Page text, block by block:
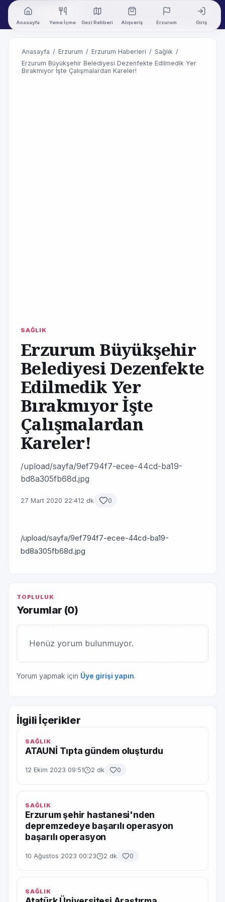
Anasayfa Yeme İçme Gezi Rehberi Alışveriş Erzurum Giriş
Anasayfa / Erzurum / Erzurum Haberleri / Sağlık /
Erzurum Büyükşehir Belediyesi Dezenfekte Edilmedik Yer
Bırakmıyor İşte Çalışmalardan Kareler!
SAĞLIK
Erzurum Büyükşehir
Belediyesi Dezenfekte
Edilmedik Yer
Bırakmıyor İşte
Çalışmalardan
Kareler!
/upload/sayfa/9ef794f7-ecee-44cd-ba19-
bd8a305fb68d.jpg
27 Mart 2020 22:412 dk 0
/upload/sayfa/9ef794f7-ecee-44cd-ba19-
bd8a305fb68d.jpg
TOPLULUK
Yorumlar (0)
Henüz yorum bulunmuyor.
Yorum yapmak için Üye girişi yapın.
İlgili İçerikler
SAĞLIK
ATAUNİ Tıpta gündem oluşturdu
12 Ekim 2023 09:51 2 dk 0
SAĞLIK
Erzurum şehir hastanesi'nden
depremzedeye başarılı operasyon
başarılı operasyon
10 Ağustos 2023 00:23 2 dk 0
SAĞLIK